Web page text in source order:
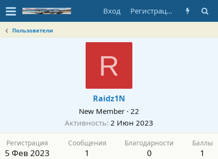
Вход Регистрация
Пользователи
R
Raidz1N
New Member · 22
Активность 2 Июн 2023
Регистрация
5 Фев 2023
Сообщения
1
Благодарности
0
Баллы
1